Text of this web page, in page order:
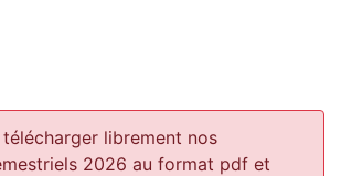
librement nos
2026 au format pdf et